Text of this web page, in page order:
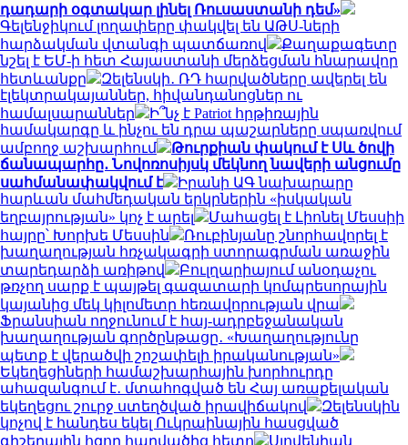
դադարի օգտակար լինել Ռուսաստանի դեմ»
Գելենջիկում լողափերը փակվել են ԱԹՍ-ների
հարձակման վտանգի պատճառով
Քաղաքագետը
նշել է ԵՄ-ի հետ Հայաստանի մերձեցման հնարավոր
հետևանքը
Զելենսկի․ ՌԴ հարվածները ավերել են
էլեկտրակայաններ, հիվանդանոցներ ու
համալսարաններ
Ի՞նչ է Patriot հրթիռային
համակարգը և ինչու են դրա պաշարները սպառվում
ամբողջ աշխարհում
Թուրքիան փակում է Սև ծովի
ճանապարհը․ Նովոռոսիյսկ մեկնող նավերի անցումը
սահմանափակվում է
Իրանի ԱԳ նախարարը
հարևան մահմեդական երկրներին «իսկական
եղբայրության» կոչ է արել
Մահացել է Լիոնել Մեսսիի
հայրը՝ Խորխե Մեսսին
Ռուբինյանը շնորհավորել է
խաղաղության հռչակագրի ստորագրման առաջին
տարեդարձի առիթով
Բուլղարիայում անօդաչու
թռչող սարք է պայթել գազատարի կոմպրեսորային
կայանից մեկ կիլոմետր հեռավորության վրա
Ֆրանսիան ողջունում է հայ-ադրբեջանական
խաղաղության գործընթացը․ «Խաղաղությունը
պետք է վերածվի շոշափելի իրականության»
Եկեղեցիների համաշխարհային խորհուրդը
ահազանգում է․ մտահոգված են Հայ առաքելական
եկեղեցու շուրջ ստեղծված իրավիճակով
Զելենսկին
կոչով է հանդես եկել Ուկրաինային հասցված
գիշերային հզոր հարվածից հետո
Սլովենիան